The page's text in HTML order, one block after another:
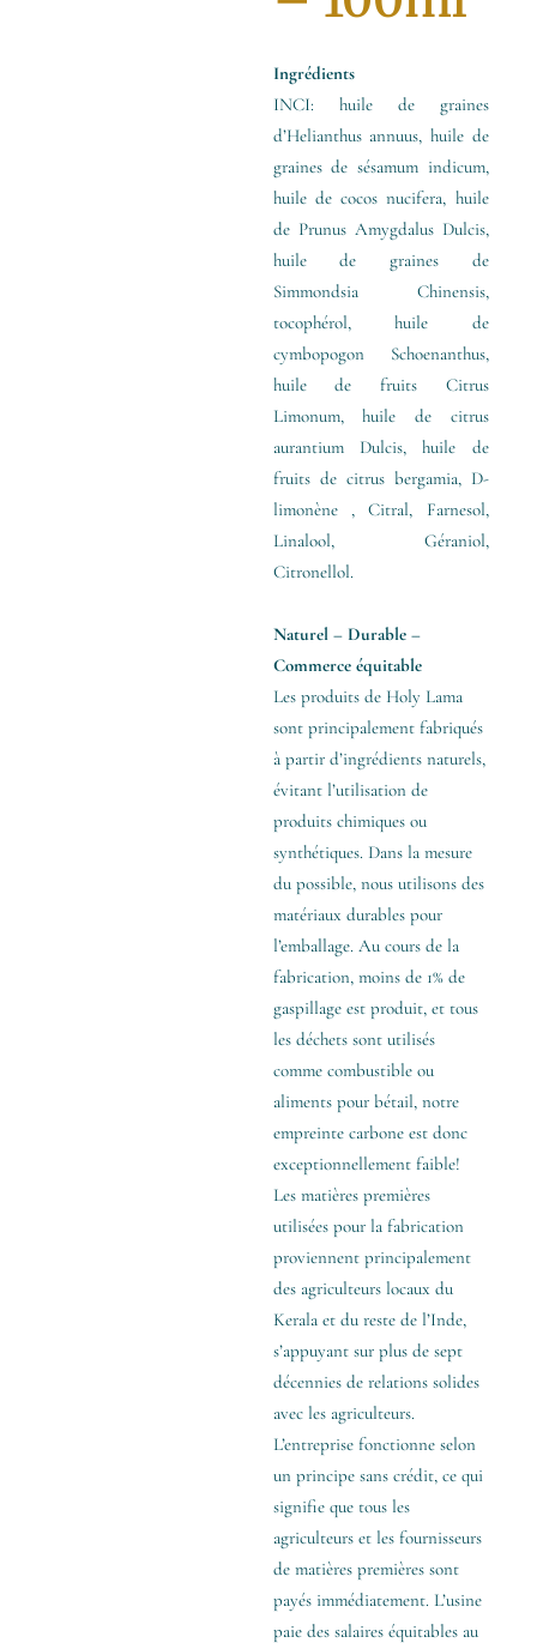
Ingrédients
INCI: huile de graines
d’Helianthus annuus, huile de
graines de sésamum indicum,
huile de cocos nucifera, huile
de Prunus Amygdalus Dulcis,
huile de graines de
Simmondsia Chinensis,
tocophérol, huile de
cymbopogon Schoenanthus,
huile de fruits Citrus
Limonum, huile de citrus
aurantium Dulcis, huile de
fruits de citrus bergamia, D-
limonène , Citral, Farnesol,
Linalool, Géraniol,
Citronellol.
Naturel – Durable –
Commerce équitable
Les produits de Holy Lama
sont principalement fabriqués
à partir d’ingrédients naturels,
évitant l’utilisation de
produits chimiques ou
synthétiques. Dans la mesure
du possible, nous utilisons des
matériaux durables pour
l’emballage. Au cours de la
fabrication, moins de 1% de
gaspillage est produit, et tous
les déchets sont utilisés
comme combustible ou
aliments pour bétail, notre
empreinte carbone est donc
exceptionnellement faible!
Les matières premières
utilisées pour la fabrication
proviennent principalement
des agriculteurs locaux du
Kerala et du reste de l’Inde,
s’appuyant sur plus de sept
décennies de relations solides
avec les agriculteurs.
L’entreprise fonctionne selon
un principe sans crédit, ce qui
signifie que tous les
agriculteurs et les fournisseurs
de matières premières sont
payés immédiatement. L’usine
paie des salaires équitables au